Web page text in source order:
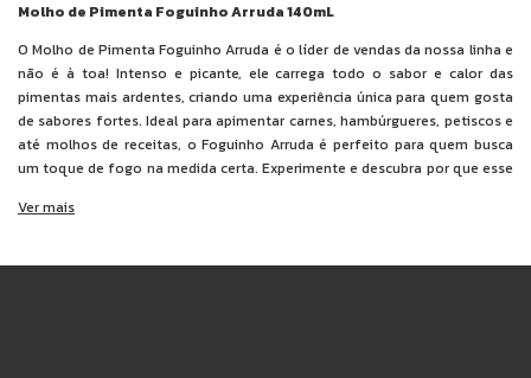
Molho de Pimenta Foguinho Arruda 140mL
O Molho de Pimenta Foguinho Arruda é o líder de vendas da nossa linha e
não é à toa! Intenso e picante, ele carrega todo o sabor e calor das
pimentas mais ardentes, criando uma experiência única para quem gosta
de sabores fortes. Ideal para apimentar carnes, hambúrgueres, petiscos e
até molhos de receitas, o Foguinho Arruda é perfeito para quem busca
um toque de fogo na medida certa. Experimente e descubra por que esse
Ver mais